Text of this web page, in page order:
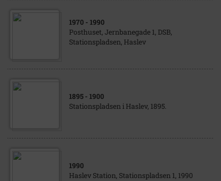
1970 - 1990
Posthuset, Jernbanegade 1, DSB,
Stationspladsen, Haslev
1895 - 1900
Stationspladsen i Haslev, 1895.
1990
Haslev Station, Stationspladsen 1, 1990